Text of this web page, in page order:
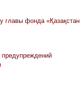
главы фонда «Қазақстан